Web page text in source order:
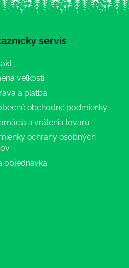
servis
veľkosti
a platba
obchodné podmienky
a vrátenia tovaru
ochrany osobných
objednávka